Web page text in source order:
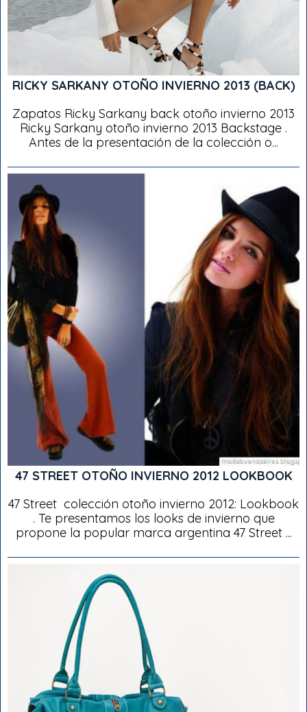
RICKY SARKANY OTOÑO INVIERNO 2013 (BACK)
Zapatos Ricky Sarkany back otoño invierno 2013
Ricky Sarkany otoño invierno 2013 Backstage .
Antes de la presentación de la colección o...
47 STREET OTOÑO INVIERNO 2012 LOOKBOOK
47 Street colección otoño invierno 2012: Lookbook
. Te presentamos los looks de invierno que
propone la popular marca argentina 47 Street ...